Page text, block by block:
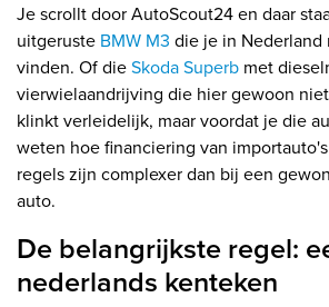
Je scrollt door AutoScout24 en daar
uitgeruste BMW M3 die je in Nederland
vinden. Of dieSkoda Superb met
vierwielaandrijving die hier gewoon
klinkt verleidelijk, maar voordat je die
weten hoe financiering van
regels zijn complexer dan bij een
auto.
De belangrijkste regel:
nederlands kenteken